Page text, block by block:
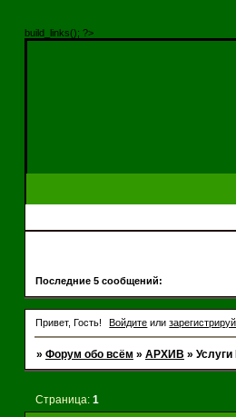
build_links(); ?>
Последние 5 сообщений:
Привет, Гость! Войдите или
» Форум обо всём » АРХИВ »
Страница: 1